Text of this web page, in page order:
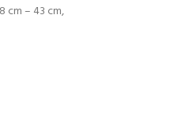
cm – 43 cm,